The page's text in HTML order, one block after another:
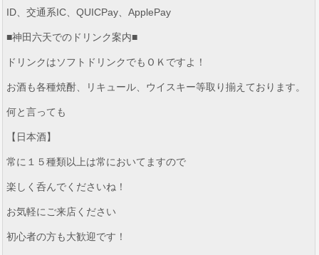
ID、交通系IC、QUICPay、ApplePay
■神田六天でのドリンク案内■
ドリンクはソフトドリンクでもＯＫですよ！
お酒も各種焼酎、リキュール、ウイスキー等取り揃えております。
何と言っても
【日本酒】
常に１５種類以上は常においてますので
楽しく呑んでくださいね！
お気軽にご来店ください
初心者の方も大歓迎です！